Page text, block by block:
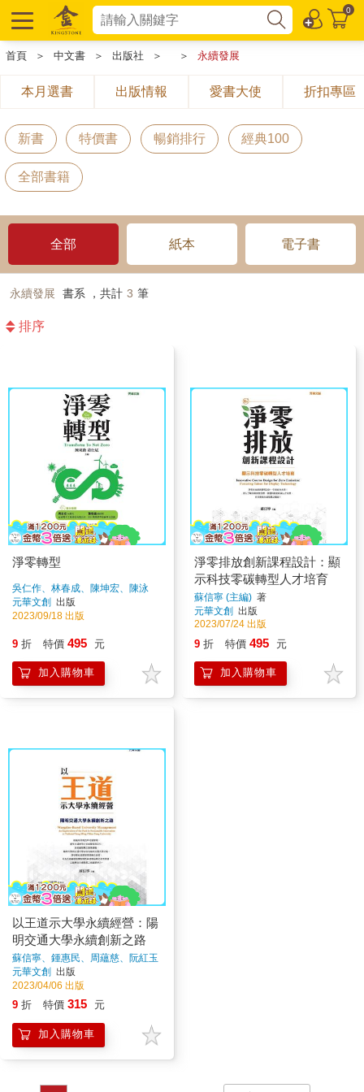
0
首頁 ＞ 中文書 ＞ 出版社 ＞ ＞ 永續發展
本月選書 出版情報 愛書大使 折扣專區
新書 特價書 暢銷排行 經典100
全部書籍
全部 紙本 電子書
永續發展 書系 ，共計 3 筆
排序
淨零轉型
吳仁作、林春成、陳坤宏、陳泳
睿、郭國泰、張家齊
元華文創 出版
2023/09/18 出版
9 折 特價 495 元
加入購物車
淨零排放創新課程設計：顯
示科技零碳轉型人才培育
蘇信寧 (主編) 著
元華文創 出版
2023/07/24 出版
9 折 特價 495 元
加入購物車
以王道示大學永續經營：陽
明交通大學永續創新之路
蘇信寧、鍾惠民、周蘊慈、阮紅玉
著
元華文創 出版
2023/04/06 出版
9 折 特價 315 元
加入購物車